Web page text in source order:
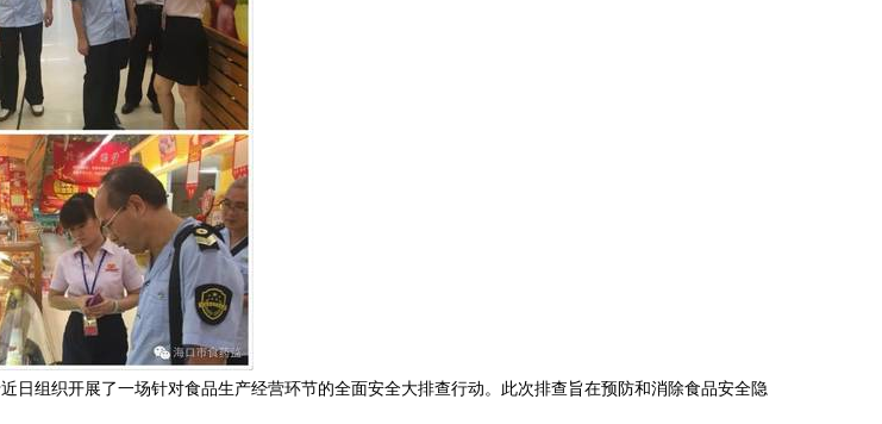
组织开展了一场针对食品生产经营环节的全面安全大排查行动。此次排查旨在预防和消除食品安全隐